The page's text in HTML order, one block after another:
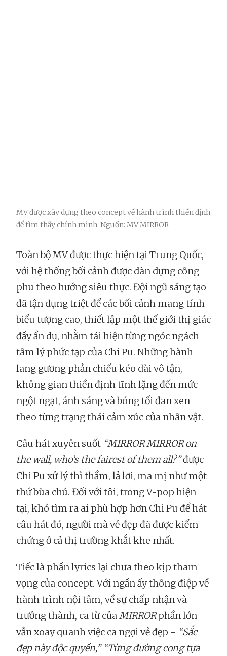
MV được xây dựng theo concept về hành trình thiền định
để tìm thấy chính mình. Nguồn: MV MIRROR
Toàn bộ MV được thực hiện tại Trung Quốc,
với hệ thống bối cảnh được dàn dựng công
phu theo hướng siêu thực. Đội ngũ sáng tạo
đã tận dụng triệt để các bối cảnh mang tính
biểu tượng cao, thiết lập một thế giới thị giác
đầy ẩn dụ, nhằm tái hiện từng ngóc ngách
tâm lý phức tạp của Chi Pu. Những hành
lang gương phản chiếu kéo dài vô tận,
không gian thiền định tĩnh lặng đến mức
ngột ngạt, ánh sáng và bóng tối đan xen
theo từng trạng thái cảm xúc của nhân vật.
Câu hát xuyên suốt “MIRROR MIRROR on
the wall, who’s the fairest of them all?”được
Chi Pu xử lý thì thầm, lả lơi, ma mị như một
thứ bùa chú. Đối với tôi, trong V-pop hiện
tại, khó tìm ra ai phù hợp hơn Chi Pu để hát
câu hát đó, người mà vẻ đẹp đã được kiểm
chứng ở cả thị trường khắt khe nhất.
Tiếc là phần lyrics lại chưa theo kịp tham
vọng của concept. Với ngần ấy thông điệp về
hành trình nội tâm, về sự chấp nhận và
trưởng thành, ca từ củaMIRRORphần lớn
vẫn xoay quanh việc ca ngợi vẻ đẹp - “Sắc
đẹp này độc quyền,” “Từng đường cong tựa